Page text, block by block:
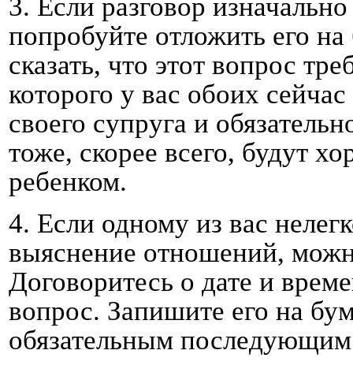
3. Если разговор
попробуйте отложить его
сказать, что этот вопрос
которого у вас обоих
своего супруга и
тоже, скорее всего, будут
ребенком.
4. Если одному из вас
выяснение отношений,
Договоритесь о дате и
вопрос. Запишите его на
обязательным